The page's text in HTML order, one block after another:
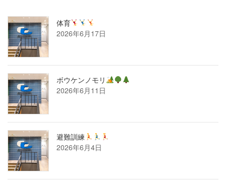
体育
2026年6月17日
ボウケンノモリ
2026年6月11日
避難訓練
2026年6月4日